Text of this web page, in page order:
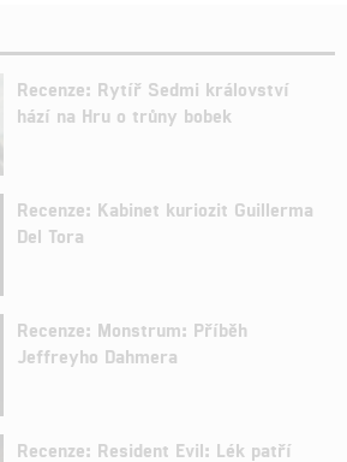
Recenze: Rytíř Sedmi království
hází na Hru o trůny bobek
Recenze: Kabinet kuriozit Guillerma
Del Tora
Recenze: Monstrum: Příběh
Jeffreyho Dahmera
Recenze: Resident Evil: Lék patří